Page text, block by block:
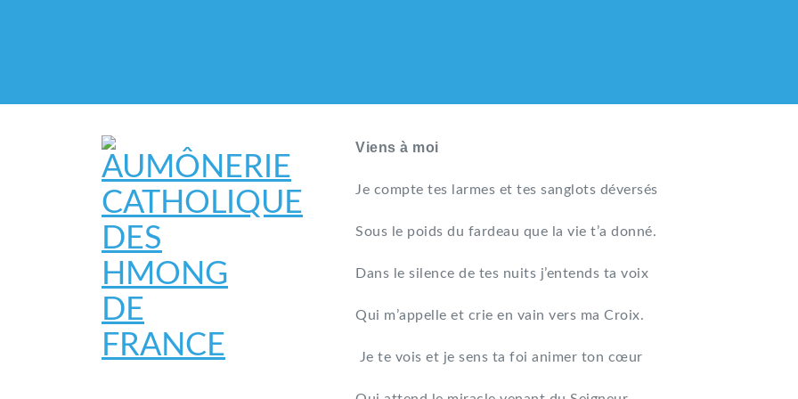
Viens à moi
Je compte tes larmes et tes sanglots déversés
Sous le poids du fardeau que la vie t’a donné.
Dans le silence de tes nuits j’entends ta voix
Qui m’appelle et crie en vain vers ma Croix.
Je te vois et je sens ta foi animer ton cœur